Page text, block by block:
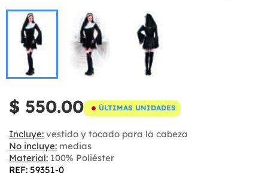
$ 550.00 ÚLTIMAS UNIDADES
Incluye: vestido y tocado para la cabeza
No incluye: medias
Material: 100% Poliéster
REF: 59351-0